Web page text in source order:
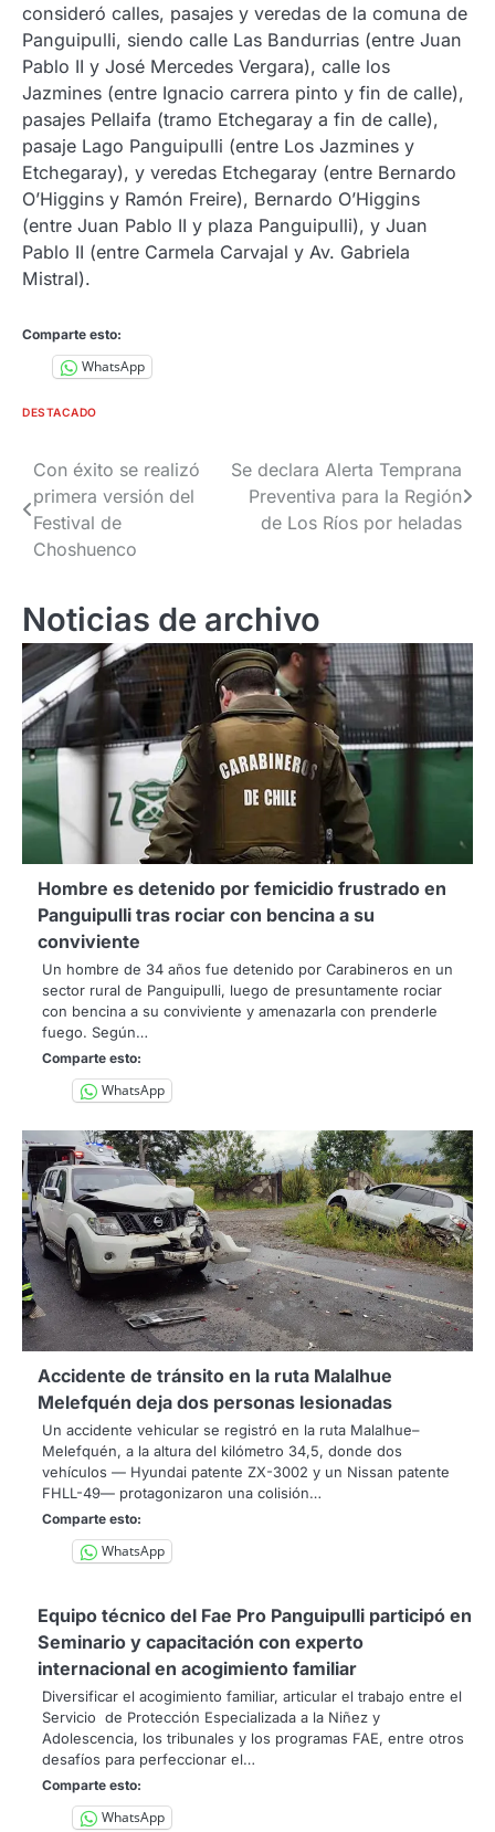
consideró calles, pasajes y veredas de la comuna de
Panguipulli, siendo calle Las Bandurrias (entre Juan
Pablo II y José Mercedes Vergara), calle los
Jazmines (entre Ignacio carrera pinto y fin de calle),
pasajes Pellaifa (tramo Etchegaray a fin de calle),
pasaje Lago Panguipulli (entre Los Jazmines y
Etchegaray), y veredas Etchegaray (entre Bernardo
O’Higgins y Ramón Freire), Bernardo O’Higgins
(entre Juan Pablo II y plaza Panguipulli), y Juan
Pablo II (entre Carmela Carvajal y Av. Gabriela
Mistral).
Comparte esto:
WhatsApp
DESTACADO
Navegación
de
entradas
Con éxito se realizó
primera versión del
Festival de
Choshuenco
Se declara Alerta Temprana
Preventiva para la Región
de Los Ríos por heladas
Noticias de archivo
Hombre es detenido por femicidio frustrado en
Panguipulli tras rociar con bencina a su
conviviente
Un hombre de 34 años fue detenido por Carabineros en un
sector rural de Panguipulli, luego de presuntamente rociar
con bencina a su conviviente y amenazarla con prenderle
fuego. Según…
Comparte esto:
WhatsApp
Accidente de tránsito en la ruta Malalhue
Melefquén deja dos personas lesionadas
Un accidente vehicular se registró en la ruta Malalhue–
Melefquén, a la altura del kilómetro 34,5, donde dos
vehículos — Hyundai patente ZX-3002 y un Nissan patente
FHLL-49— protagonizaron una colisión…
Comparte esto:
WhatsApp
Equipo técnico del Fae Pro Panguipulli participó en
Seminario y capacitación con experto
internacional en acogimiento familiar
Diversificar el acogimiento familiar, articular el trabajo entre el
Servicio de Protección Especializada a la Niñez y
Adolescencia, los tribunales y los programas FAE, entre otros
desafíos para perfeccionar el…
Comparte esto:
WhatsApp